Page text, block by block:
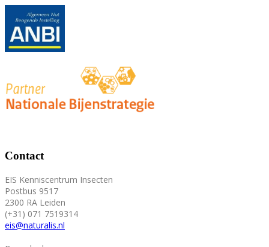
Contact
EIS Kenniscentrum Insecten
Postbus 9517
2300 RA Leiden
(+31) 071 7519314
eis@naturalis.nl